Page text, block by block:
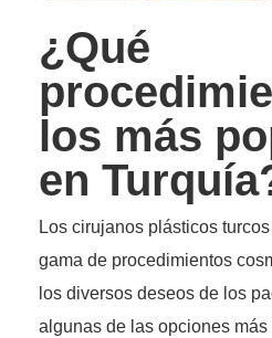
¿Qué
los más
en
Los cirujanos plásticos
gama de procedimientos
los diversos deseos de los
algunas de las opciones más